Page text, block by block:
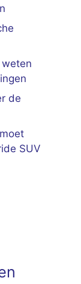
de
SUV